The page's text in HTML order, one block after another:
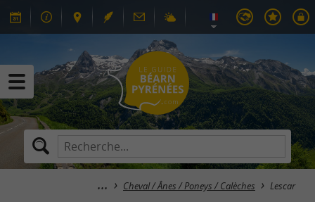
Cheval / Ânes / Poneys / Calèches Lescar